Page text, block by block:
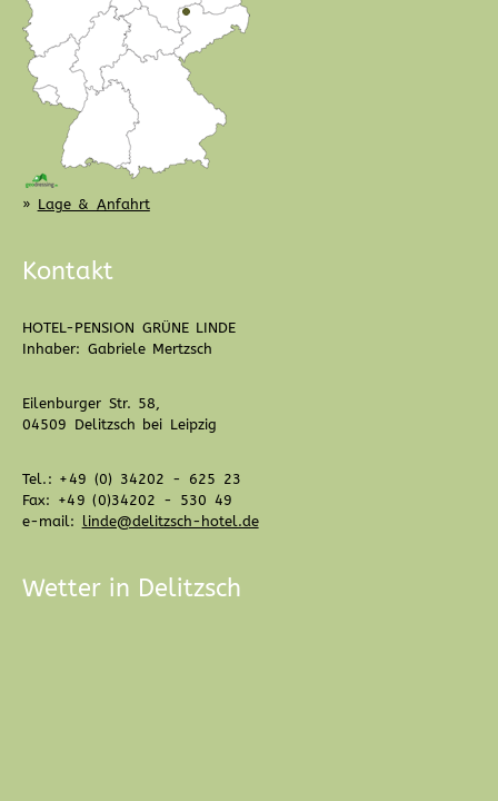
» Lage & Anfahrt
Kontakt
HOTEL-PENSION GRÜNE LINDE
Inhaber: Gabriele Mertzsch
Eilenburger Str. 58,
04509 Delitzsch bei Leipzig
Tel.: +49 (0) 34202 - 625 23
Fax: +49 (0)34202 - 530 49
e-mail: linde@delitzsch-hotel.de
Wetter in Delitzsch